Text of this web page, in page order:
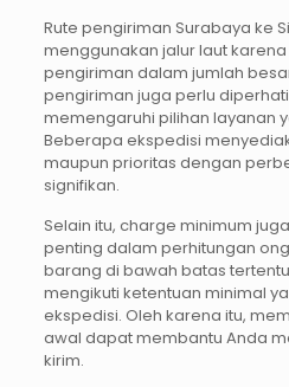
Rute pengiriman Surabaya ke
menggunakan jalur laut
pengiriman dalam jumlah
pengiriman juga perlu
memengaruhi pilihan layanan
Beberapa ekspedisi
maupun prioritas dengan
signifikan.
Selain itu, charge minimum
penting dalam perhitungan
barang di bawah batas
mengikuti ketentuan minimal
ekspedisi. Oleh karena itu,
awal dapat membantu Anda
kirim.